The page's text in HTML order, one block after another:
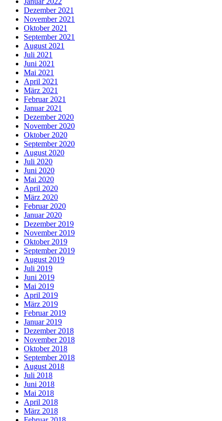
Dezember 2021
November 2021
Oktober 2021
September 2021
August 2021
Juli 2021
Juni 2021
Mai 2021
April 2021
März 2021
Februar 2021
Januar 2021
Dezember 2020
November 2020
Oktober 2020
September 2020
August 2020
Juli 2020
Juni 2020
Mai 2020
April 2020
März 2020
Februar 2020
Januar 2020
Dezember 2019
November 2019
Oktober 2019
September 2019
August 2019
Juli 2019
Juni 2019
Mai 2019
April 2019
März 2019
Februar 2019
Januar 2019
Dezember 2018
November 2018
Oktober 2018
September 2018
August 2018
Juli 2018
Juni 2018
Mai 2018
April 2018
März 2018